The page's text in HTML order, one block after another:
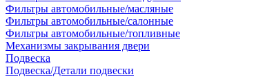
Фильтры автомобильные/масляные
Фильтры автомобильные/салонные
Фильтры автомобильные/топливные
Механизмы закрывания двери
Подвеска
Подвеска/Детали подвески